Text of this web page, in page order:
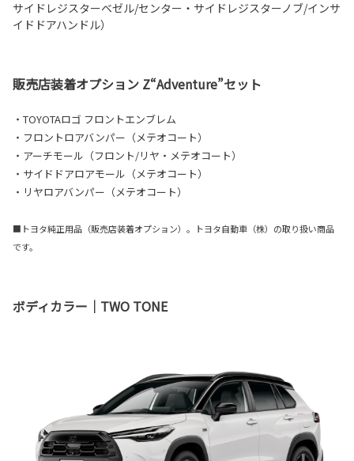
サイドレジスターベゼル/センター・サイドレジスターノブ/インサ
イドドアハンドル）
販売店装着オプション Z“Adventure”セット
・TOYOTAロゴ フロントエンブレム
・フロントロアバンパー（メテオコート）
・アーチモール（フロント/リヤ・メテオコート）
・サイドドアロアモール（メテオコート）
・リヤロアバンパー（メテオコート）
■トヨタ純正用品（販売店装着オプション）。トヨタ自動車（株）の取り扱い商品
です。
ボディカラー｜TWO TONE